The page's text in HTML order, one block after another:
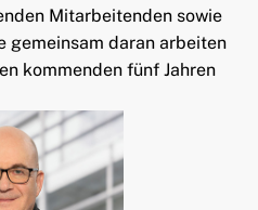
Mitarbeitenden sowie
gemeinsam daran arbeiten
kommenden fünf Jahren